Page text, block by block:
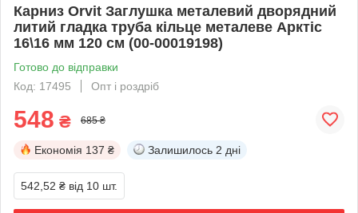
Карниз Orvit Заглушка металевий дворядний
литий гладка труба кільце металеве Арктіс
16\16 мм 120 см (00-00019198)
Готово до відправки
Код: 17495
Опт і роздріб
548 ₴ 685 ₴
Економія 137 ₴ Залишилось 2 дні
542,52 ₴ від 10 шт.